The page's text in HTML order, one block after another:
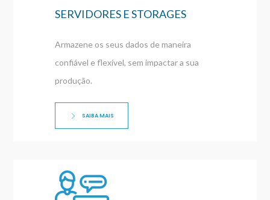
SERVIDORES E STORAGES
Armazene os seus dados de maneira
confiável e flexível, sem impactar a sua
produção.
SAIBA MAIS